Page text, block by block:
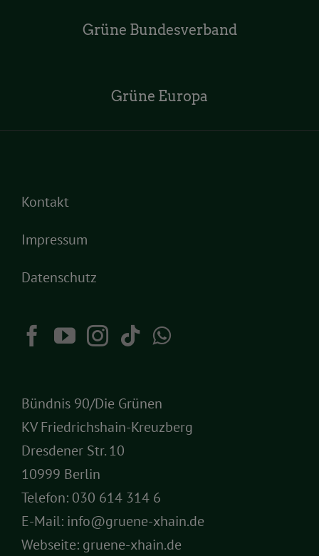
Grüne Bundesverband
Grüne Europa
Kontakt
Impressum
Datenschutz
Bündnis 90/Die Grünen
KV Friedrichshain-Kreuzberg
Dresdener Str. 10
10999 Berlin
Telefon: 030 614 314 6
E-Mail: info@gruene-xhain.de
Webseite: gruene-xhain.de